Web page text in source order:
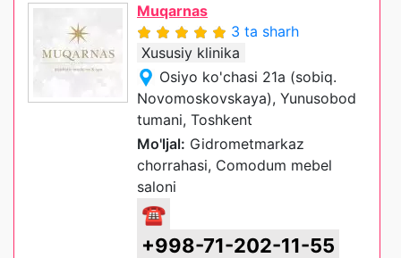
Muqarnas
3 ta sharh
Xususiy klinika
Osiyo ko'chasi 21a (sobiq.
Novomoskovskaya), Yunusobod
tumani, Toshkent
Mo'ljal: Gidrometmarkaz
chorrahasi, Comodum mebel
saloni
☎
+998-71-202-11-55